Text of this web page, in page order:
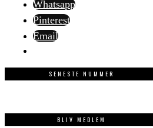
Whatsapp
Pinterest
Email
SENESTE NUMMER
BLIV MEDLEM